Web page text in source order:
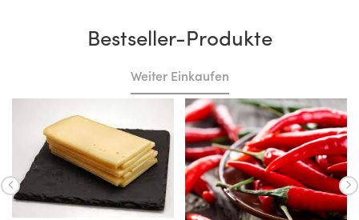
Bestseller-Produkte
Weiter Einkaufen